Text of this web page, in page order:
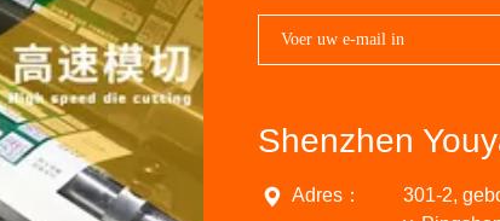
Shenzhen
Adres：
301-2,